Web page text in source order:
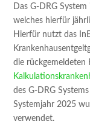
Das G-DRG
welches hierfür
Hierfür nutzt das
die rückgemeldeten
des G-DRG
Systemjahr 2025
verwendet.